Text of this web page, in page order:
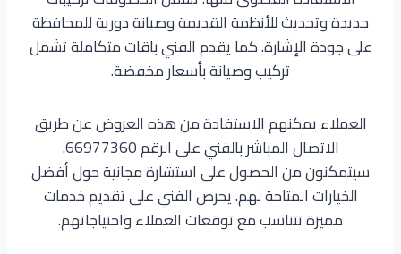
جديدة وتحديث للأنظمة القديمة وصيانة دورية للمحافظة
على جودة الإشارة. كما يقدم الفني باقات متكاملة تشمل
تركيب وصيانة بأسعار مخفضة.
العملاء يمكنهم الاستفادة من هذه العروض عن طريق
الاتصال المباشر بالفني على الرقم 66977360.
سيتمكنون من الحصول على استشارة مجانية حول أفضل
الخيارات المتاحة لهم. يحرص الفني على تقديم خدمات
مميزة تتناسب مع توقعات العملاء واحتياجاتهم.